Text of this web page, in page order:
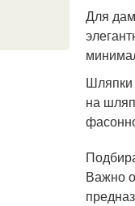
Для
Шляпки
на
Важно